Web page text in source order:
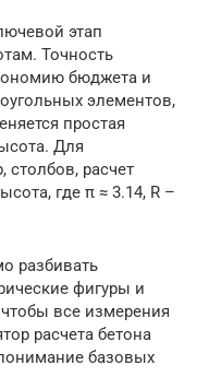
этап
Точность
бюджета и
элементов,
простая
Для
расчет
где π ≈ 3.14, R –
разбивать
фигуры и
все измерения
расчета бетона
базовых